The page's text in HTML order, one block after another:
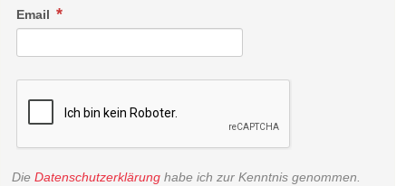
Email
Die Datenschutzerklärung habe ich zur Kenntnis genommen.